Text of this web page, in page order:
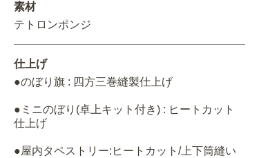
素材
テトロンポンジ
仕上げ
●のぼり旗 : 四方三巻縫製仕上げ
●ミニのぼり(卓上キット付き) : ヒートカット
仕上げ
●屋内タペストリー:ヒートカット/上下筒縫い